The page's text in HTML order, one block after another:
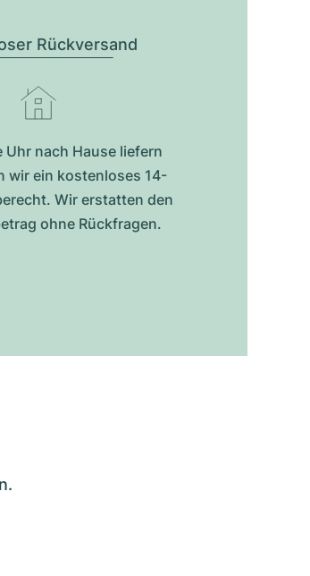
Rückversand
Uhr nach Hause liefern
wir ein kostenloses 14-
Wir erstatten den
ohne Rückfragen.